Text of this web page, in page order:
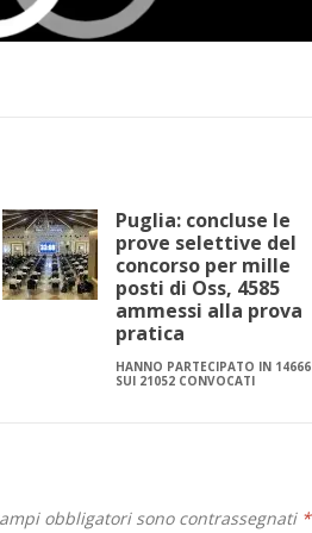
Puglia: concluse le
prove selettive del
concorso per mille
posti di Oss, 4585
ammessi alla prova
pratica
HANNO PARTECIPATO IN 14666
SUI 21052 CONVOCATI
obbligatori sono contrassegnati *